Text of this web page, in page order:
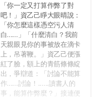
「你一定又打算作弊了對
吧！」資乙己睜大眼晴說：
「你怎麼這樣憑空污人清
白......」「什麼清白？我前
天親眼見你的事被放在滴卡
上，吊著鞭。」資乙己便漲
紅了臉，額上的青筋條條綻
出，爭辯道：「討論不能算
作......討論！......讀書人的
事，能算作弊麼？」接連便